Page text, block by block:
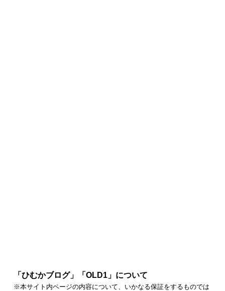
「ひむかブログ」「OLD1」について
※本サイト内ページの内容について、いかなる保証をするものでは